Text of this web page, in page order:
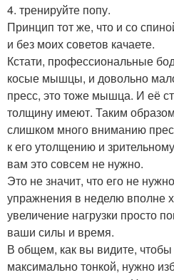
4. тренируйте попу.
Принцип тот же, что и со
и без моих советов качаете.
Кстати, профессиональные
косые мышцы, и довольно
пресс, это тоже мышца. И её
толщину имеют. Таким
слишком много вниманию
к его утолщению и
вам это совсем не нужно.
Это не значит, что его не
упражнения в неделю вполне
увеличение нагрузки просто
ваши силы и время.
В общем, как вы видите,
максимально тонкой, нужно